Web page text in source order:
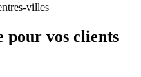
villes
pour vos clients